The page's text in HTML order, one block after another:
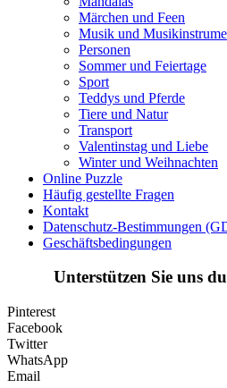
Halloween und Herbst
Haus und Wohnen
Märchen und Feen
Musik und Musikinstrumente
Personen
Sommer und Feiertage
Sport
Transport
Valentinstag und Liebe
Winter und Weihnachten
Märchen und Feen
Musik und
Personen
Sommer und Feiertage
Sport
Teddys und Pferde
Tiere und Natur
Transport
Valentinstag und Liebe
Winter und Weihnachten
Online Puzzle
Häufig gestellte Fragen
Kontakt
Datenschutz-Bestimmungen
Geschäftsbedingungen
Unterstützen Sie uns
Pinterest
Facebook
Twitter
WhatsApp
Email